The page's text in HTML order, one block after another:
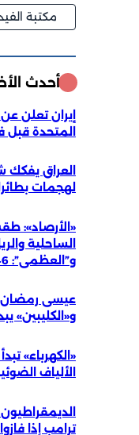
مكتبة
أحدث
إيران تعلن
المتحدة
العراق
لهجمات
«الأرصاد»:
الساحلية
و”العظمى”: 46
و«الكليبين» يبدأ 13 يومًا من الحر
«الكهرباء»
الألياف
ترامب إذا